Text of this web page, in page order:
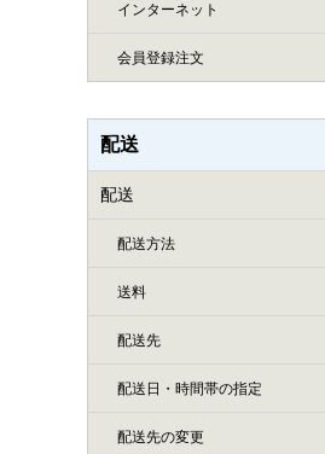
インターネット
会員登録注文
配送
配送
配送方法
送料
配送先
配送日・時間帯の指定
配送先の変更